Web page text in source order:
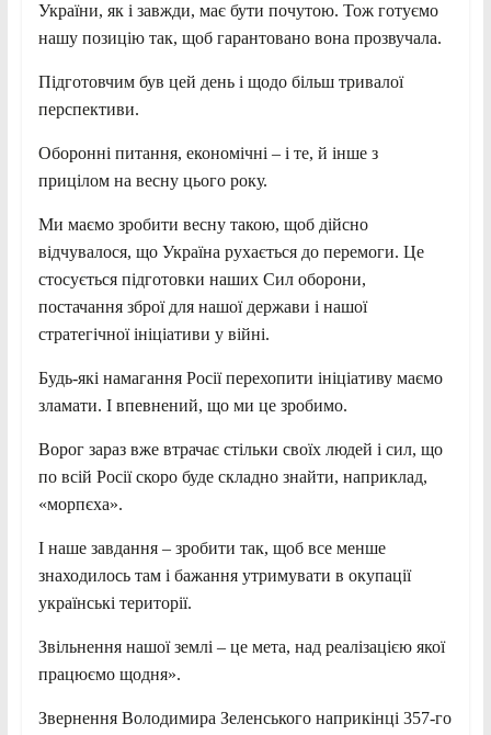
України, як і завжди, має бути почутою. Тож готуємо
нашу позицію так, щоб гарантовано вона прозвучала.
Підготовчим був цей день і щодо більш тривалої
перспективи.
Оборонні питання, економічні – і те, й інше з
прицілом на весну цього року.
Ми маємо зробити весну такою, щоб дійсно
відчувалося, що Україна рухається до перемоги. Це
стосується підготовки наших Сил оборони,
постачання зброї для нашої держави і нашої
стратегічної ініціативи у війні.
Будь-які намагання Росії перехопити ініціативу маємо
зламати. І впевнений, що ми це зробимо.
Ворог зараз вже втрачає стільки своїх людей і сил, що
по всій Росії скоро буде складно знайти, наприклад,
«морпєха».
І наше завдання – зробити так, щоб все менше
знаходилось там і бажання утримувати в окупації
українські території.
Звільнення нашої землі – це мета, над реалізацією якої
працюємо щодня».
Звернення Володимира Зеленського наприкінці 357-го